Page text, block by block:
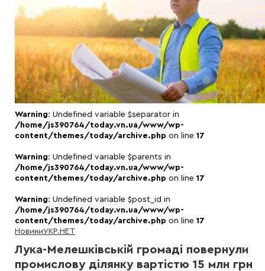
Warning: Undefined variable $separator in
/home/js390764/today.vn.ua/www/wp-
content/themes/today/archive.php on line 17
Warning: Undefined variable $parents in
/home/js390764/today.vn.ua/www/wp-
content/themes/today/archive.php on line 17
Warning: Undefined variable $post_id in
/home/js390764/today.vn.ua/www/wp-
content/themes/today/archive.php on line 17
НовиниУКР.НЕТ
Лука-Мелешківській громаді повернули
промислову ділянку вартістю 15 млн грн